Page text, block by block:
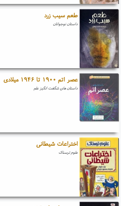
طعم سیب زرد
داستان نوجوانان
عصر اتم ۱۹۰۰ تا ۱۹۴۶ میلادی
داستان های شگفت انگیز علم
اختراعات شیطانی
علوم ترسناک